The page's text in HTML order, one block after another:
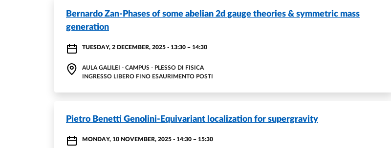
Bernardo Zan-Phases of some abelian 2d gauge theories & symmetric mass
generation
TUESDAY, 2 DECEMBER, 2025 - 13:30 ~ 14:30
AULA GALILEI - CAMPUS - PLESSO DI FISICA
INGRESSO LIBERO FINO ESAURIMENTO POSTI
Pietro Benetti Genolini-Equivariant localization for supergravity
MONDAY, 10 NOVEMBER, 2025 - 14:30 ~ 15:30